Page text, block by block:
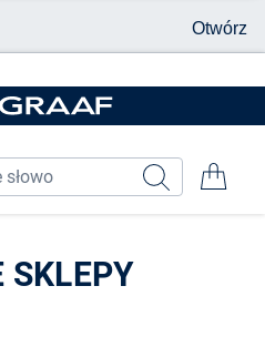
SKLEPY
Otwórz